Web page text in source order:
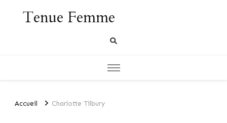
Tenue Femme
Accueil Charlotte Tilbury